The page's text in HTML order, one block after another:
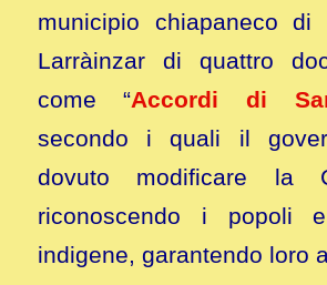
municipio chiapaneco di
Larràinzar di quattro
come “Accordi di
secondo i quali il
dovuto modificare la
riconoscendo i popoli
indigene, garantendo loro